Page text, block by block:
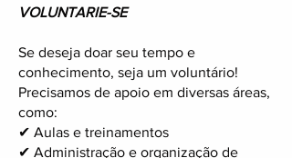
VOLUNTARIE-SE
Se deseja doar seu tempo e
conhecimento, seja um voluntário!
Precisamos de apoio em diversas áreas,
como:
✔ Aulas e treinamentos
✔ Administração e organização de